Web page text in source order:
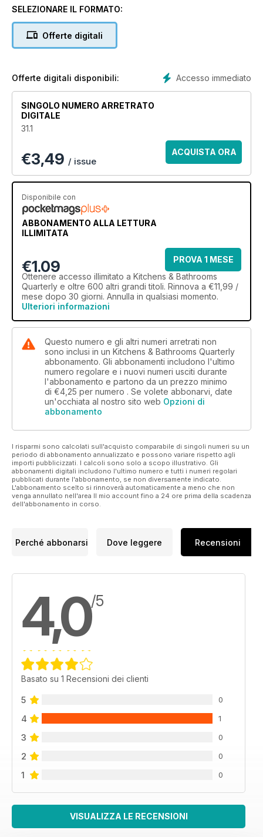
Loaded with the latest creations from Australia’s premier
& Bathrooms Quarterly takes readers on an expedition into
the aspirational world of renovation. Providing practical
recommendations alongside project showcases, appliance
individual design dreams.
SELEZIONARE IL FORMATO:
Offerte digitali
Accesso immediato
Offerte digitali disponibili:
SINGOLO NUMERO ARRETRATO
DIGITALE
31.1
€3,49 / issue
ACQUISTA ORA
Disponibile con
ABBONAMENTO ALLA LETTURA
ILLIMITATA
€1.09
PROVA 1 MESE
Ottenere accesso illimitato a Kitchens & Bathrooms
Quarterly e oltre 600 altri grandi titoli. Rinnova a €11,99 /
mese dopo 30 giorni. Annulla in qualsiasi momento.
Ulteriori informazioni
Questo numero e gli altri numeri arretrati non
sono inclusi in un Kitchens & Bathrooms Quarterly
abbonamento. Gli abbonamenti includono l'ultimo
numero regolare e i nuovi numeri usciti durante
l'abbonamento e partono da un prezzo minimo
di €4,25 per numero . Se volete abbonarvi, date
un'occhiata al nostro sito web Opzioni di
abbonamento
I risparmi sono calcolati sull'acquisto comparabile di singoli numeri su un
periodo di abbonamento annualizzato e possono variare rispetto agli
importi pubblicizzati. I calcoli sono solo a scopo illustrativo. Gli
abbonamenti digitali includono l'ultimo numero e tutti i numeri regolari
pubblicati durante l'abbonamento, se non diversamente indicato.
L'abbonamento scelto si rinnoverà automaticamente a meno che non
venga annullato nell'area Il mio account fino a 24 ore prima della scadenza
dell'abbonamento in corso.
Perché abbonarsi Dove leggere Recensioni
4,0/5
Basato su 1 Recensioni dei clienti
5 0
4 1
3 0
2 0
1 0
VISUALIZZA LE RECENSIONI